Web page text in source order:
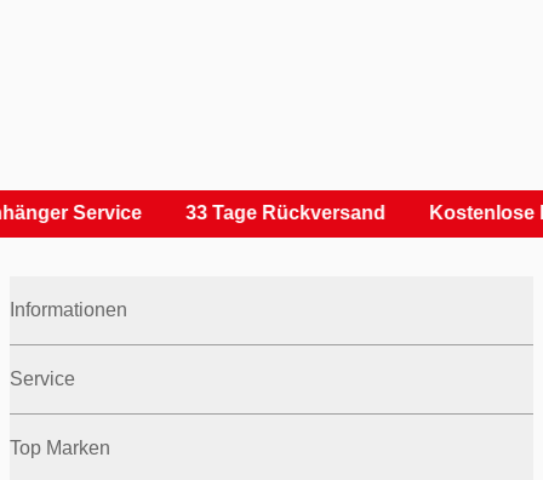
Service 33 Tage Rückversand Kostenlose
Informationen
Service
Top Marken